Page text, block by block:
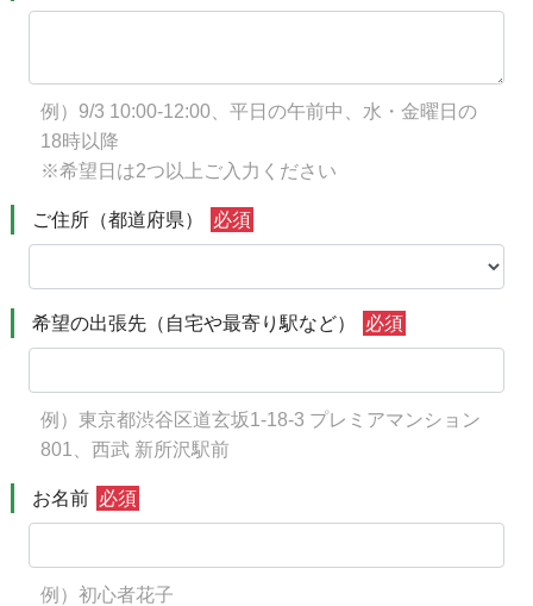
例）9/3 10:00-12:00、平日の午前中、水・金曜日の
18時以降
※希望日は2つ以上ご入力ください
ご住所（都道府県） 必須
希望の出張先（自宅や最寄り駅など） 必須
例）東京都渋谷区道玄坂1-18-3 プレミアマンション
801、西武 新所沢駅前
お名前 必須
例）初心者花子